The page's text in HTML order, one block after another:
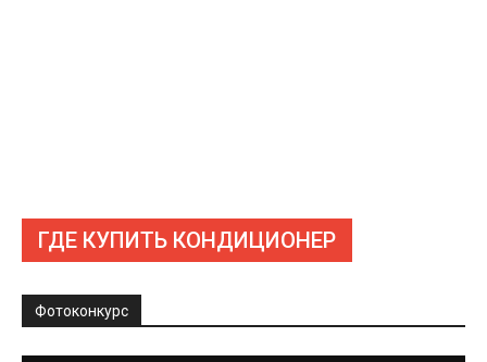
ГДЕ КУПИТЬ КОНДИЦИОНЕР
Фотоконкурс